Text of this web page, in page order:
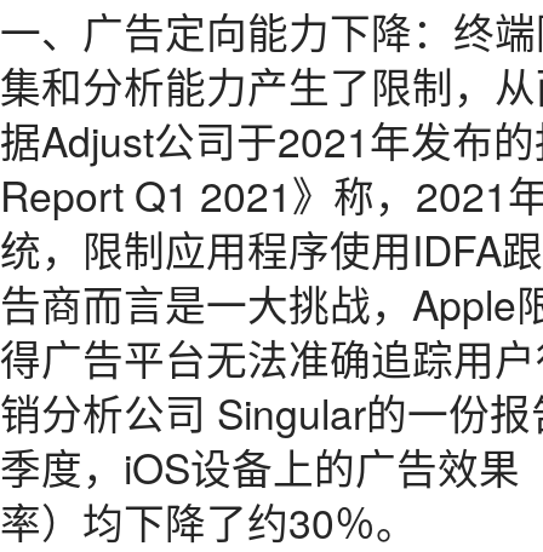
一、广告定向能力下降：终
集和分析能力产生了限制，
据Adjust公司于2021年发布
Report Q1 2021》称，2021
统，限制应用程序使用IDFA
告商而言是一大挑战，Apple
得广告平台无法准确追踪用
销分析公司 Singular的一份
季度，iOS设备上的广告效
率）均下降了约30％。